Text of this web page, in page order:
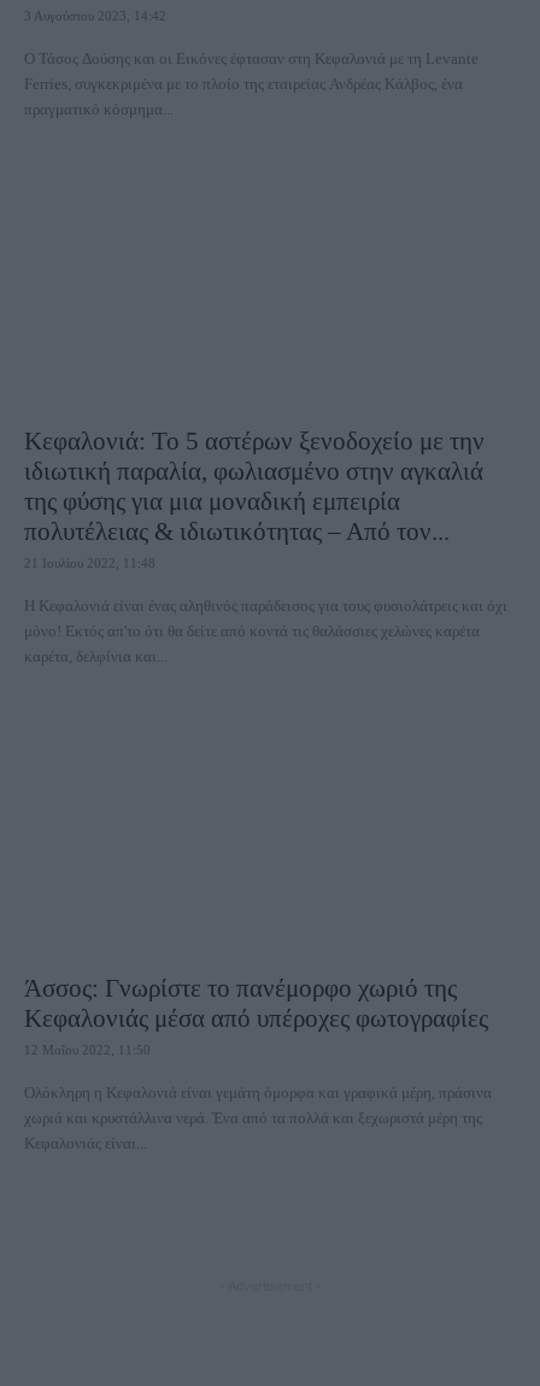
3 Αυγούστου 2023, 14:42
Ο Τάσος Δούσης και οι Εικόνες έφτασαν στη Κεφαλονιά με τη Levante
Ferries, συγκεκριμένα με το πλοίο της εταιρείας Ανδρέας Κάλβος, ένα
πραγματικό κόσμημα...
Κεφαλονιά: Το 5 αστέρων ξενοδοχείο με την
ιδιωτική παραλία, φωλιασμένο στην αγκαλιά
της φύσης για μια μοναδική εμπειρία
πολυτέλειας & ιδιωτικότητας – Από τον...
21 Ιουλίου 2022, 11:48
Η Κεφαλονιά είναι ένας αληθινός παράδεισος για τους φυσιολάτρεις και όχι
μόνο! Εκτός απ'το ότι θα δείτε από κοντά τις θαλάσσιες χελώνες καρέτα
καρέτα, δελφίνια και...
Άσσος: Γνωρίστε το πανέμορφο χωριό της
Κεφαλονιάς μέσα από υπέροχες φωτογραφίες
12 Μαΐου 2022, 11:50
Ολόκληρη η Κεφαλονιά είναι γεμάτη όμορφα και γραφικά μέρη, πράσινα
χωριά και κρυστάλλινα νερά. Ένα από τα πολλά και ξεχωριστά μέρη της
Κεφαλονιάς είναι...